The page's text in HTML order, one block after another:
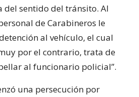
del sentido del tránsito. Al
de Carabineros le
al vehículo, el cual
por el contrario, trata de
al funcionario policial”.
una persecución por